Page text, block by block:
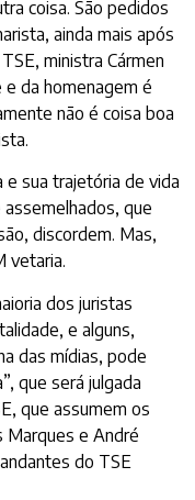
coisa. São pedidos
ainda mais após
ministra Cármen
da homenagem é
não é coisa boa
e sua trajetória de vida
que
discordem. Mas,
vetaria.
dos juristas
e alguns,
das mídias, pode
que será julgada
que assumem os
Marques e André
do TSE